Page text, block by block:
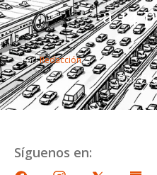
a 14
Por: Redacción
Por El
Síguenos en: